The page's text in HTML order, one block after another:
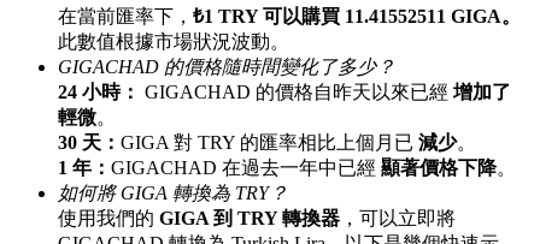
邀請朋友獲得現金獎勵
BTC 專享獎勵
在當前匯率下， ₺1 TRY 可以購買 11.41552511 GIGA。
此數值根據市場狀況波動。
GIGACHAD 的價格隨時間變化了多少？
24 小時： GIGACHAD 的價格自昨天以來已經 增加了
輕微。
30 天： GIGA 對 TRY 的匯率相比上個月已 減少。
1 年： GIGACHAD 在過去一年中已經 顯著價格下降。
如何將 GIGA 轉換為 TRY？
使用我們的 GIGA 到 TRY 轉換器 ，可以立即將